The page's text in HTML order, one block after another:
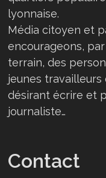
lyonnaise.
Média citoyen et
encourageons,
terrain, des
jeunes
désirant écrire et
journaliste…
Contact